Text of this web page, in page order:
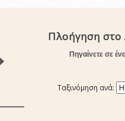
Πλοήγηση
Πηγαίνετε σε
Ταξινόμηση ανά: